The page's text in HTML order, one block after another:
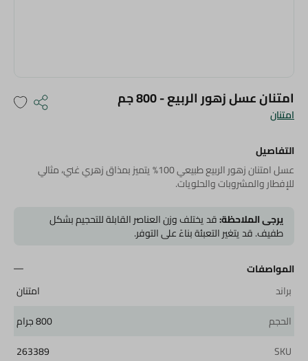
امتنان
امتنان عسل زهور الربيع - 800 جم
التفاصيل
عسل امتنان زهور الربيع طبيعي 100% يتميز بمذاق زهري غني، مثالي
للإفطار والمشروبات والحلويات.
يرجى الملاحظة:قد يختلف وزن العناصر القابلة للتحجيم بشكل
طفيف. قد يتغير التعبئة بناءً على التوفر.
المواصفات
براند
امتنان
الحجم
800 جرام
SKU
263389